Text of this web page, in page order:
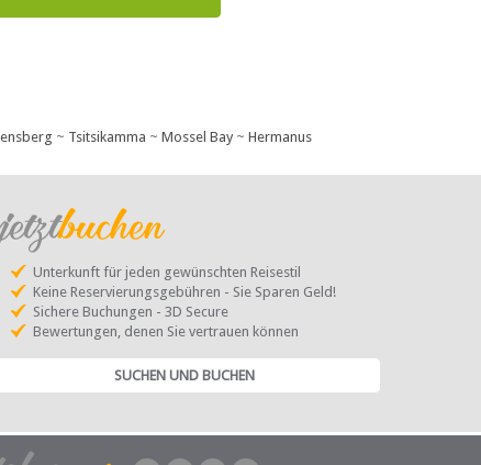
~ Tsitsikamma ~ Mossel Bay~ Hermanus
Unterkunft für jeden gewünschten Reisestil
Keine Reservierungsgebühren - Sie Sparen Geld!
Sichere Buchungen - 3D Secure
Bewertungen, denen Sie vertrauen können
SUCHEN UND BUCHEN